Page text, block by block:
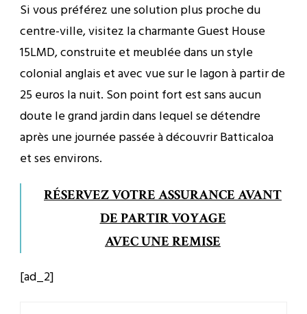
Si vous préférez une solution plus proche du
centre-ville, visitez la charmante Guest House
15LMD, construite et meublée dans un style
colonial anglais et avec vue sur le lagon à partir de
25 euros la nuit. Son point fort est sans aucun
doute le grand jardin dans lequel se détendre
après une journée passée à découvrir Batticaloa
et ses environs.
RÉSERVEZ VOTRE ASSURANCE AVANT
DE PARTIRVOYAGE
AVEC UNE REMISE
[ad_2]